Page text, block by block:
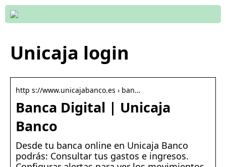
Unicaja login
http s://www.unicajabanco.es › ban…
Banca Digital | Unicaja
Banco
Desde tu banca online en Unicaja Banco
podrás: Consultar tus gastos e ingresos.